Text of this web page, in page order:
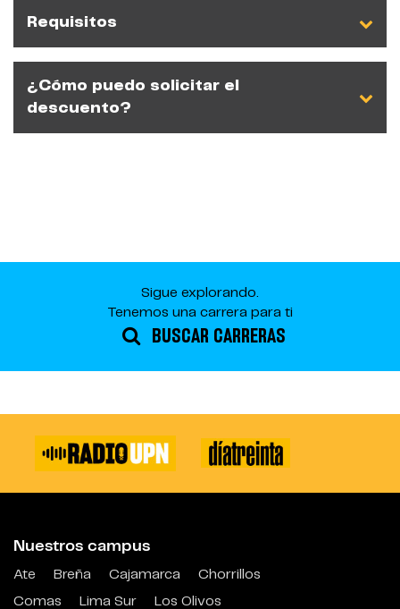
Requisitos
¿Cómo puedo solicitar el
descuento?
Sigue explorando.
Tenemos una carrera para ti
BUSCAR CARRERAS
Nuestros campus
Ate Breña Cajamarca
Chorrillos
Comas
Lima Sur
Los Olivos